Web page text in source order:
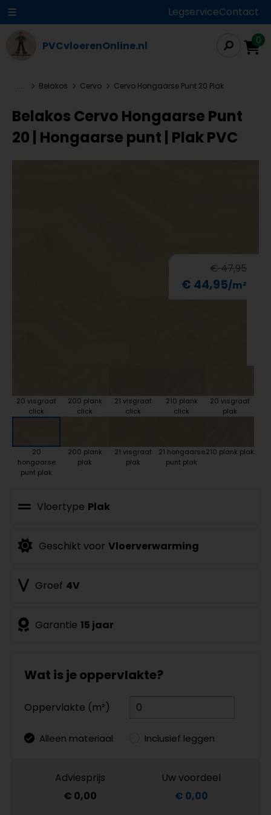
LegserviceContact
PVCvloerenOnline.nl 0
... Belakos Cervo Cervo Hongaarse Punt 20 Plak
Belakos Cervo Hongaarse Punt
20 | Hongaarse punt | Plak PVC
€ 47,95
€ 44,95
20 visgraat
click
200 plank
click
21 visgraat
click
210 plank
click
20 visgraat
plak
20
hongaarse
punt plak
200 plank
plak
21 visgraat
plak
21 hongaarse
punt plak
210 plank plak
Vloertype Plak
Geschikt voor Vloerverwarming
Groef 4V
Garantie 15 jaar
Wat is je oppervlakte?
Oppervlakte (m²)
Alleen materiaal Inclusief leggen
Adviesprijs
€ 0,00
Uw voordeel
€ 0,00